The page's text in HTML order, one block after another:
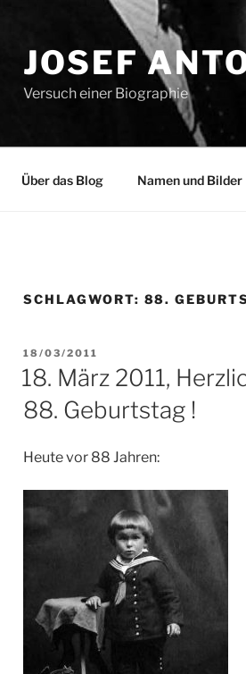
JOSEF
Versuch einer Biographie
Über das Blog Namen und Bilder
SCHLAGWORT: 88.
VERÖFFENTLICHT
AM
18/03/2011
18. März 2011,
88. Geburtstag !
Heute vor 88 Jahren: